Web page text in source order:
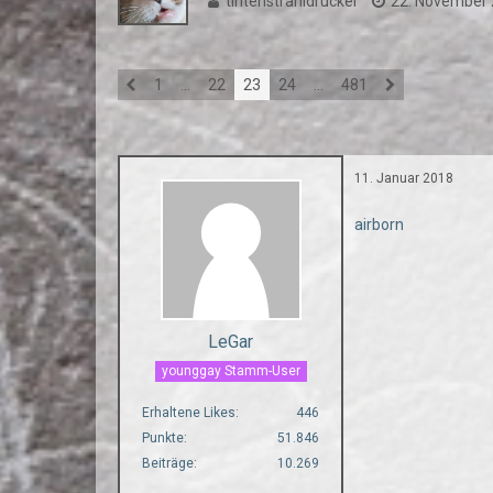
1 22 23 24 481
LeGar
younggay Stamm-User
Erhaltene Likes
446
Punkte
51.846
Beiträge
10.269
11. Januar 2018
airborn